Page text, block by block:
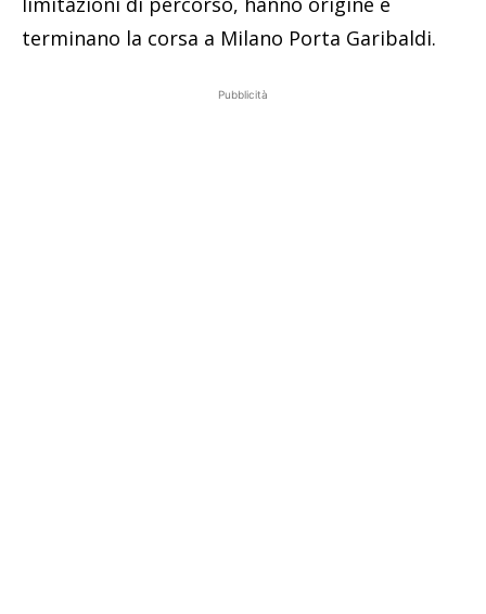
terminano la corsa a Milano Porta Garibaldi.
Pubblicità